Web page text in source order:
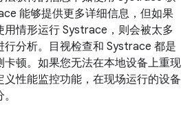
能够提供更多详细信息，但如果
用情形运行 Systrace，则会被太多
分析。
目视检查和 Systrace 都是
卡顿。如果您无法在本地设备上重现
性能监控功能，在现场运行的设备